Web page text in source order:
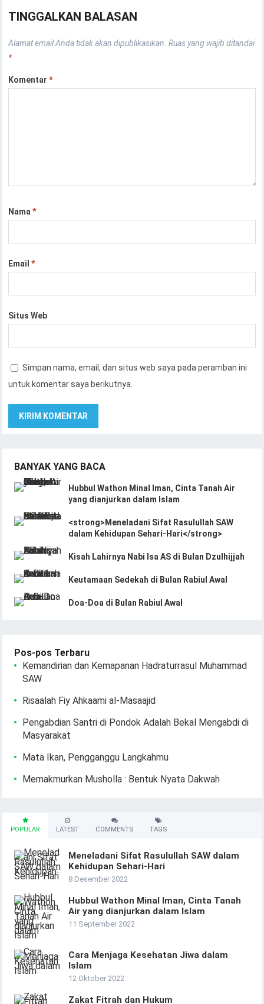
TINGGALKAN BALASAN
Alamat email Anda tidak akan dipublikasikan. Ruas yang wajib ditandai
*
Komentar*
Nama*
Email*
Situs Web
Simpan nama, email, dan situs web saya pada peramban ini
untuk komentar saya berikutnya.
BANYAK YANG BACA
Hubbul Wathon Minal Iman, Cinta Tanah Air
yang dianjurkan dalam Islam
<strong>Meneladani Sifat Rasulullah SAW
dalam Kehidupan Sehari-Hari</strong>
Kisah Lahirnya Nabi Isa AS di Bulan Dzulhijjah
Keutamaan Sedekah di Bulan Rabiul Awal
Doa-Doa di Bulan Rabiul Awal
Pos-pos Terbaru
Kemandirian dan Kemapanan Hadraturrasul Muhammad
SAW
Risaalah Fiy Ahkaami al-Masaajid
Pengabdian Santri di Pondok Adalah Bekal Mengabdi di
Masyarakat
Mata Ikan, Pengganggu Langkahmu
Memakmurkan Musholla : Bentuk Nyata Dakwah
POPULAR LATEST COMMENTS TAGS
Meneladani Sifat Rasulullah SAW dalam
Kehidupan Sehari-Hari
8 Desember 2022
Hubbul Wathon Minal Iman, Cinta Tanah
Air yang dianjurkan dalam Islam
11 September 2022
Cara Menjaga Kesehatan Jiwa dalam
Islam
12 Oktober 2022
Zakat Fitrah dan Hukum